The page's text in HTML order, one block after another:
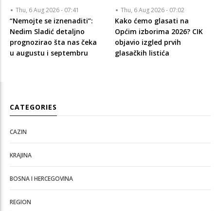
Thu, 6 Aug 2026 - 07:41
“Nemojte se iznenaditi”:
Nedim Sladić detaljno
prognozirao šta nas čeka
u augustu i septembru
Thu, 6 Aug 2026 - 07:02
Kako ćemo glasati na
Općim izborima 2026? CIK
objavio izgled prvih
glasačkih listića
CATEGORIES
CAZIN
KRAJINA
BOSNA I HERCEGOVINA
REGION